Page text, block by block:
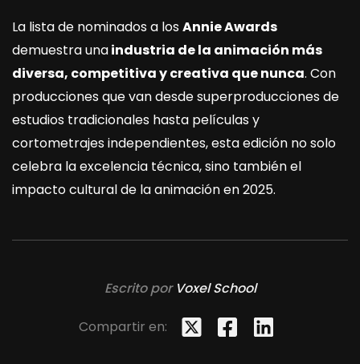
La lista de nominados a losAnnie Awards
demuestra unaindustria de la animación más
diversa, competitiva y creativa que nunca. Con
producciones que van desde superproducciones de
estudios tradicionales hasta películas y
cortometrajes independientes, esta edición no solo
celebra la excelencia técnica, sino también el
impacto cultural de la animación en 2025.
Escrito por Voxel School
Compartir en: